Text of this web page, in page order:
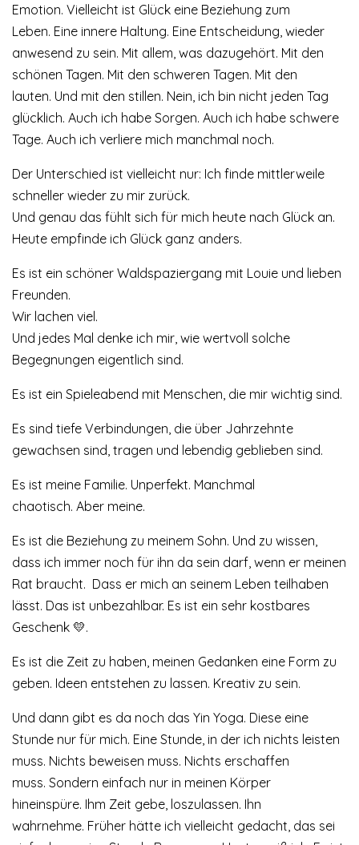
Emotion. Vielleicht ist Glück eine Beziehung zum
Leben. Eine innere Haltung. Eine Entscheidung, wieder
anwesend zu sein. Mit allem, was dazugehört. Mit den
schönen Tagen. Mit den schweren Tagen. Mit den
lauten. Und mit den stillen. Nein, ich bin nicht jeden Tag
glücklich. Auch ich habe Sorgen. Auch ich habe schwere
Tage. Auch ich verliere mich manchmal noch.
Der Unterschied ist vielleicht nur: Ich finde mittlerweile
schneller wieder zu mir zurück.
Und genau das fühlt sich für mich heute nach Glück an.
Heute empfinde ich Glück ganz anders.
Es ist ein schöner Waldspaziergang mit Louie und lieben
Freunden.
Wir lachen viel.
Und jedes Mal denke ich mir, wie wertvoll solche
Begegnungen eigentlich sind.
Es ist ein Spieleabend mit Menschen, die mir wichtig sind.
Es sind tiefe Verbindungen, die über Jahrzehnte
gewachsen sind, tragen und lebendig geblieben sind.
Es ist meine Familie. Unperfekt. Manchmal
chaotisch. Aber meine.
Es ist die Beziehung zu meinem Sohn. Und zu wissen,
dass ich immer noch für ihn da sein darf, wenn er meinen
Rat braucht. Dass er mich an seinem Leben teilhaben
lässt. Das ist unbezahlbar. Es ist ein sehr kostbares
Geschenk 💛.
Es ist die Zeit zu haben, meinen Gedanken eine Form zu
geben. Ideen entstehen zu lassen. Kreativ zu sein.
Und dann gibt es da noch das Yin Yoga. Diese eine
Stunde nur für mich. Eine Stunde, in der ich nichts leisten
muss. Nichts beweisen muss. Nichts erschaffen
muss. Sondern einfach nur in meinen Körper
hineinspüre. Ihm Zeit gebe, loszulassen. Ihn
wahrnehme. Früher hätte ich vielleicht gedacht, das sei